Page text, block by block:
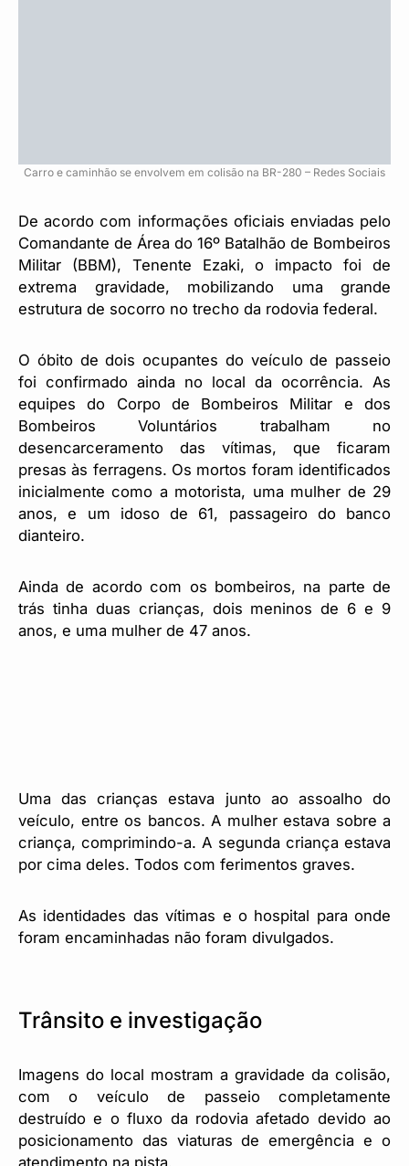
Carro e caminhão se envolvem em colisão na BR-280 – Redes Sociais
De acordo com informações oficiais enviadas pelo
Comandante de Área do 16º Batalhão de Bombeiros
Militar (BBM), Tenente Ezaki, o impacto foi de
extrema gravidade, mobilizando uma grande
estrutura de socorro no trecho da rodovia federal.
O óbito de dois ocupantes do veículo de passeio
foi confirmado ainda no local da ocorrência. As
equipes do Corpo de Bombeiros Militar e dos
Bombeiros Voluntários trabalham no
desencarceramento das vítimas, que ficaram
presas às ferragens. Os mortos foram identificados
inicialmente como a motorista, uma mulher de 29
anos, e um idoso de 61, passageiro do banco
dianteiro.
Ainda de acordo com os bombeiros, na parte de
trás tinha duas crianças, dois meninos de 6 e 9
anos, e uma mulher de 47 anos.
Uma das crianças estava junto ao assoalho do
veículo, entre os bancos. A mulher estava sobre a
criança, comprimindo-a. A segunda criança estava
por cima deles. Todos com ferimentos graves.
As identidades das vítimas e o hospital para onde
foram encaminhadas não foram divulgados.
Trânsito e investigação
Imagens do local mostram a gravidade da colisão,
com o veículo de passeio completamente
destruído e o fluxo da rodovia afetado devido ao
posicionamento das viaturas de emergência e o